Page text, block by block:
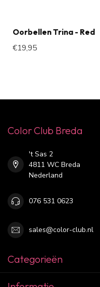
Oorbellen Trina - Red
€19,95
Color Club Breda
't Sas 2
4811 WC Breda
Nederland
076 531 0623
sales@color-club.nl
Categorieën